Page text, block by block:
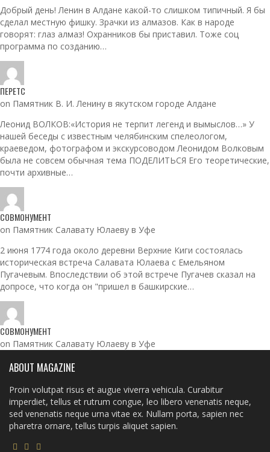
Добрый день! Ленин в Алдане какой-то слишком типичный. Я бы
сделал местную фишку. Зрачки из алмазов. Как в народе
говорят: глаз алмаз! Охранников бы приставил. Тоже соц
программа по созданию…
ПЕРЕТС
on Памятник В. И. Ленину в якутском городе Алдане
Леонид ВОЛКОВ:«История не терпит легенд и вымыслов…» У
нашей беседы с известным челябинским спелеологом,
краеведом, фотографом и экскурсоводом Леонидом Волковым
была не совсем обычная тема ПОДЕЛИТЬСЯ Его теоретические,
почти архивные…
СОВМОНУМЕНТ
on Памятник Салавату Юлаеву в Уфе
2 июня 1774 года около деревни Верхние Киги состоялась
историческая встреча Салавата Юлаева с Емельяном
Пугачевым. Впоследствии об этой встрече Пугачев сказал на
допросе, что когда он "пришел в башкирские…
СОВМОНУМЕНТ
on Памятник Салавату Юлаеву в Уфе
ABOUT MAGAZINE
Proin volutpat risus et augue viverra vehicula. Curabitur
imperdiet, tellus et rutrum congue, leo libero venenatis neque,
sed venenatis neque urna vitae ex. Nullam porta, sapien nec
pharetra ornare, tellus turpis aliquet sapien.